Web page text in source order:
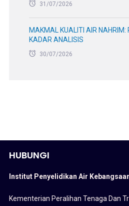
31/07/2026
MAKMAL KUALITI AIR NAHRIM:
KADAR ANALISIS
30/07/2026
HUBUNGI
Institut Penyelidikan Air
Kementerian Peralihan Tenaga Dan